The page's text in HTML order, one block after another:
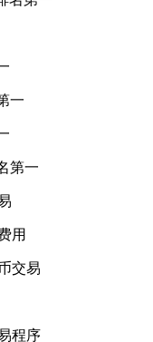
一
第一
用
交易
程序